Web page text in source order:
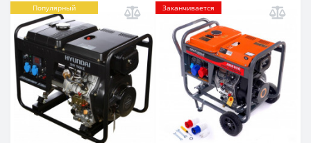
Популярный
Заканчивается